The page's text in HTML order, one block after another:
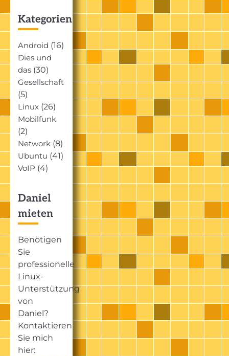
Kategorien
Android (16)
Dies und
das (30)
Gesellschaft
(5)
Linux (26)
Mobilfunk
(2)
Network (8)
Ubuntu (41)
VoIP (4)
Daniel
mieten
Benötigen
Sie
professionelle
Linux-
Unterstützung
von
Daniel?
Kontaktieren
Sie mich
hier: